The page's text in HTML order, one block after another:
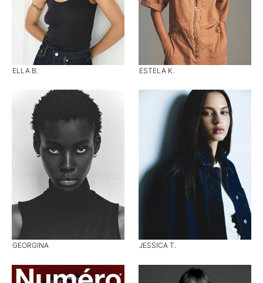
ELLA B. ESTELA K.
GEORGINA JESSICA T.